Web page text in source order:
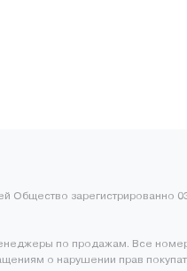
Общество зарегистрированно
по продажам. Все
о нарушении прав